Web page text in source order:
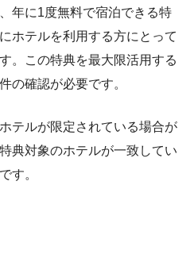
年に1度無料で宿泊できる特
ホテルを利用する方にとって
。この特典を最大限活用する
の確認が必要です。
テルが限定されている場合が
典対象のホテルが一致してい
す。